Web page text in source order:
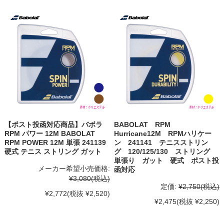
【ポスト投函対応商品】バボラ
RPM パワー 12M BABOLAT
RPM POWER 12M 単張 241139
硬式 テニス ストリング ガット
メーカー希望小売価格:
¥3,080(税込)
¥2,772(税抜 ¥2,520)
BABOLAT RPM
Hurricane12M RPMハリケー
ン 241141 テニスストリン
グ 120/125/130 ストリング
単張り ガット 硬式 ポスト投
函対応
定価: ¥2,750(税込)
¥2,475(税抜 ¥2,250)